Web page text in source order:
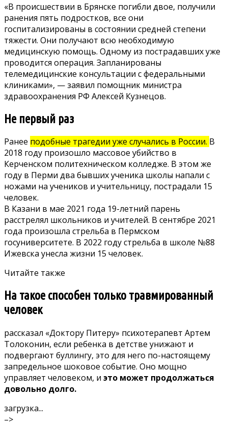
«В происшествии в Брянске погибли двое, получили
ранения пять подростков, все они
госпитализированы в состоянии средней степени
тяжести. Они получают всю необходимую
медицинскую помощь. Одному из пострадавших уже
проводится операция. Запланированы
телемедицинские консультации с федеральными
клиниками», —заявил помощник министра
здравоохранения РФ Алексей Кузнецов.
Не первый раз
Ранее подобные трагедии уже случались в России. В
2018 году произошло массовое убийство в
Керченском политехническом колледже. В этом же
году в Перми два бывших ученика школы напали с
ножами на учеников и учительницу, пострадали 15
человек.
В Казани в мае 2021 года 19-летний парень
расстрелял школьников и учителей. В сентябре 2021
года произошла стрельба в Пермском
госуниверситете. В 2022 году стрельба в школе №88
Ижевска унесла жизни 15 человек.
Читайте также
На такое способен только травмированный
человек
рассказал «Доктору Питеру» психотерапевт Артем
Толоконин, если ребенка в детстве унижают и
подвергают буллингу, это для него по-настоящему
запредельное шоковое событие. Оно мощно
управляет человеком, и это может продолжаться
довольно долго.
загрузка...
–>